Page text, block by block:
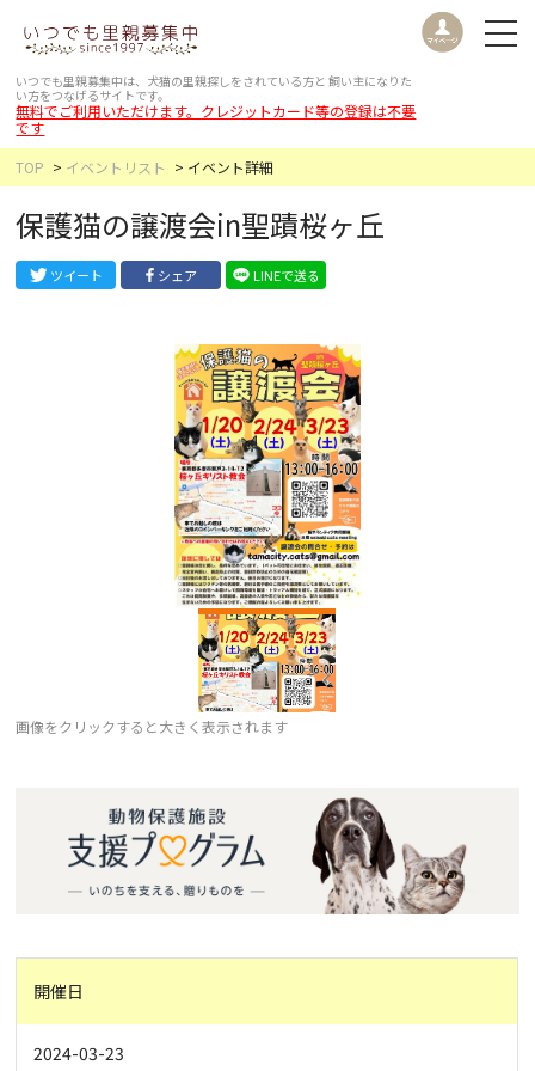
いつでも里親募集中は、犬猫の里親探しをされている方と 飼い主になりた
い方をつなげるサイトです。
無料でご利用いただけます。クレジットカード等の登録は不要
です
TOP
イベントリスト イベント詳細
保護猫の譲渡会in聖蹟桜ヶ丘
ツイート シェア LINEで送る
画像をクリックすると大きく表示されます
開催日
2024-03-23